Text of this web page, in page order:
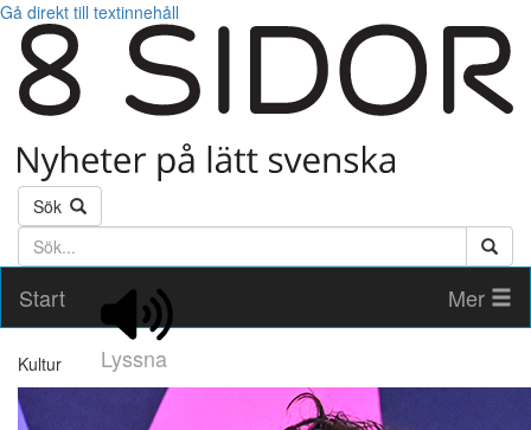
Gå direkt till textinnehåll
Sök
Söktext
Start
Lyssna
Mer
Kultur